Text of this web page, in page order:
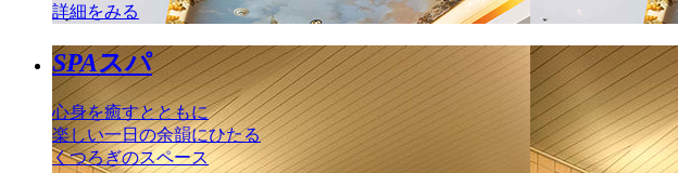
詳細をみる
SPAスパ
心身を癒すとともに
楽しい一日の余韻にひたる
くつろぎのスペース